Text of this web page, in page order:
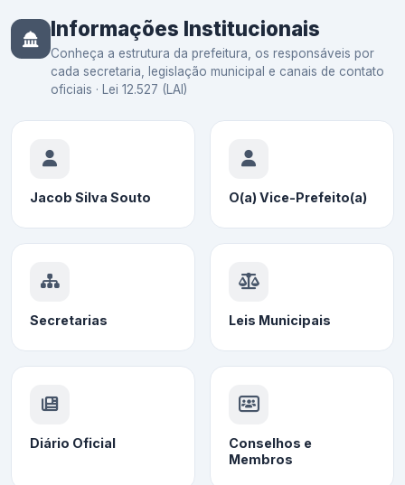
Informações Institucionais
Conheça a estrutura da prefeitura, os responsáveis por
cada secretaria, legislação municipal e canais de contato
oficiais · Lei 12.527 (LAI)
Jacob Silva Souto O(a) Vice-Prefeito(a)
Secretarias Leis Municipais
Diário Oficial
Conselhos e
Membros